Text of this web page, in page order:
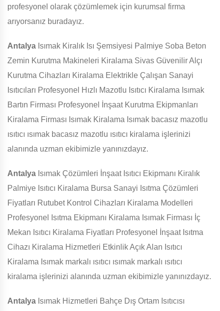
profesyonel olarak çözümlemek için kurumsal firma
arıyorsanız buradayız.
Antalya Isımak Kiralık Isı Şemsiyesi Palmiye Soba Beton
Zemin Kurutma Makineleri Kiralama Sivas Güvenilir Alçı
Kurutma Cihazları Kiralama Elektrikle Çalışan Sanayi
Isıtıcıları Profesyonel Hızlı Mazotlu Isıtıcı Kiralama Isımak
Bartın Firması Profesyonel İnşaat Kurutma Ekipmanları
Kiralama Firması Isımak Kiralama Isımak bacasız mazotlu
ısıtıcı ısımak bacasız mazotlu ısıtıcı kiralama işlerinizi
alanında uzman ekibimizle yanınızdayız.
Antalya Isımak Çözümleri İnşaat Isıtıcı Ekipmanı Kiralık
Palmiye Isıtıcı Kiralama Bursa Sanayi Isıtma Çözümleri
Fiyatları Rutubet Kontrol Cihazları Kiralama Modelleri
Profesyonel Isıtma Ekipmanı Kiralama Isımak Firması İç
Mekan Isıtıcı Kiralama Fiyatları Profesyonel İnşaat Isıtma
Cihazı Kiralama Hizmetleri Etkinlik Açık Alan Isıtıcı
Kiralama Isımak markalı ısıtıcı ısımak markalı ısıtıcı
kiralama işlerinizi alanında uzman ekibimizle yanınızdayız.
Antalya Isımak Hizmetleri Bahçe Dış Ortam Isıtıcısı